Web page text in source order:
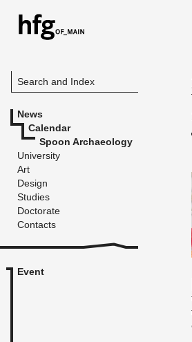
Search and Index
News
Calendar
Spoon Archaeology
University
Art
Design
Studies
Doctorate
Contacts
Event